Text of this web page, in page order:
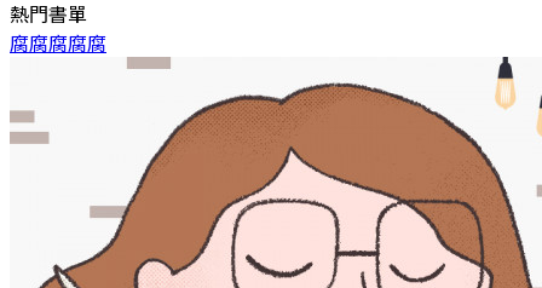
熱門書單
腐腐腐腐腐